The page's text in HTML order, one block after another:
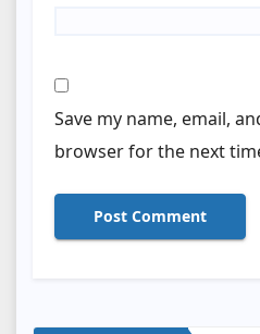
Save my name, email,
browser for the next